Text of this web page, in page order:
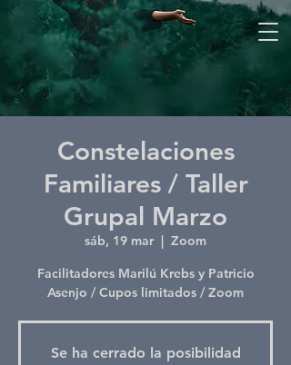
Constelaciones
Familiares / Taller
Grupal Marzo
sáb, 19 mar
  |
Zoom
Facilitadores Marilú Krebs y Patricio
Asenjo / Cupos limitados / Zoom
Se ha cerrado la posibilidad